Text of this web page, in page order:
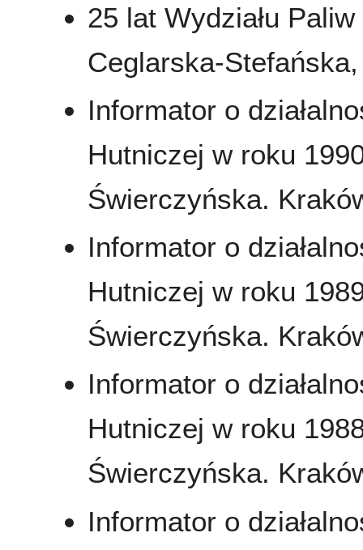
25 lat Wydziału
Ceglarska-
Informator o
Hutniczej w roku
Świerczyńska.
Informator o
Hutniczej w roku
Świerczyńska.
Informator o
Hutniczej w roku
Świerczyńska.
Informator o